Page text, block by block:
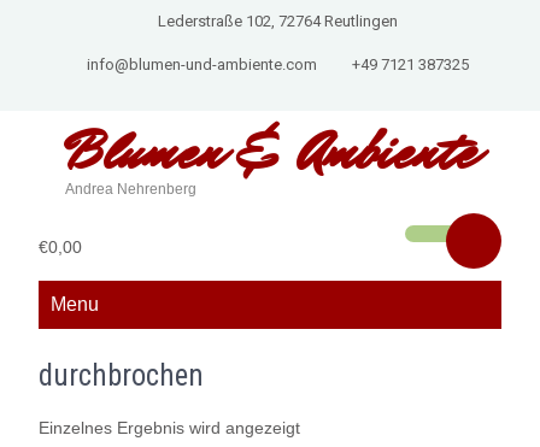
Lederstraße 102, 72764 Reutlingen
info@blumen-und-ambiente.com +49 7121 387325
Blumen &Ambiente
Andrea Nehrenberg
€0,00
Menu
durchbrochen
Einzelnes Ergebnis wird angezeigt